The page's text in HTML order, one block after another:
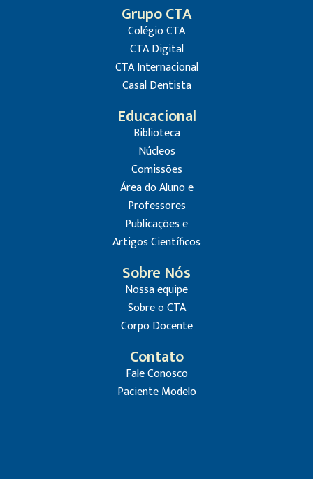
Grupo CTA
Colégio CTA
CTA Digital
CTA Internacional
Casal Dentista
Educacional
Biblioteca
Núcleos
Comissões
Área do Aluno e
Professores
Publicações e
Artigos Científicos
Sobre Nós
Nossa equipe
Sobre o CTA
Corpo Docente
Contato
Fale Conosco
Paciente Modelo